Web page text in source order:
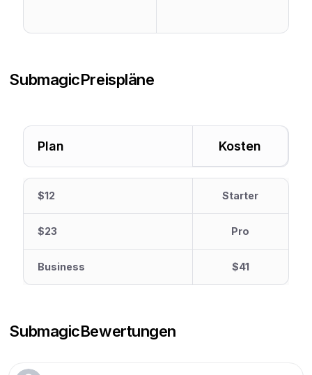
SubmagicPreispläne
Plan Kosten
$12 Starter
$23 Pro
Business $41
SubmagicBewertungen